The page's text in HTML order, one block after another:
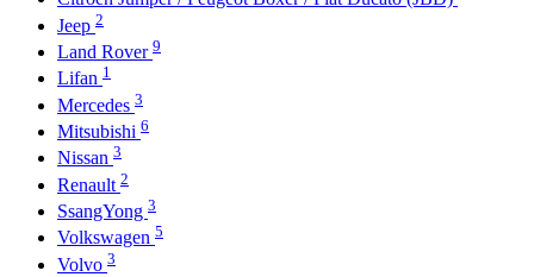
Jeep 2
Land Rover 9
Lifan 1
Mercedes 3
Mitsubishi 6
Nissan 3
Renault 2
SsangYong 3
Volkswagen 5
Volvo 3